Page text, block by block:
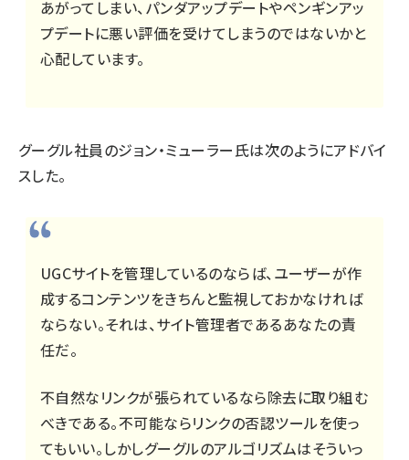
あがってしまい、パンダアップデートやペンギンアッ
プデートに悪い評価を受けてしまうのではないかと
心配しています。
グーグル社員のジョン・ミューラー氏は次のようにアドバイ
スした。
UGCサイトを管理しているのならば、ユーザーが作
成するコンテンツをきちんと監視しておかなければ
ならない。それは、サイト管理者であるあなたの責
任だ。
不自然なリンクが張られているなら除去に取り組む
べきである。不可能ならリンクの否認ツールを使っ
てもいい。しかしグーグルのアルゴリズムはそういっ